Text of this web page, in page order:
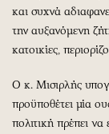
και συχνά
την αυξανόμενη
κατοικίες,
Ο κ. Μισιρλής
προϋποθέτει μία
πολιτική πρέπει